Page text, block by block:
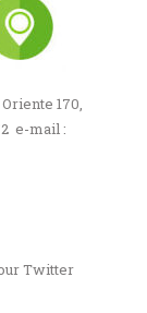
170,
e-mail :
Twitter